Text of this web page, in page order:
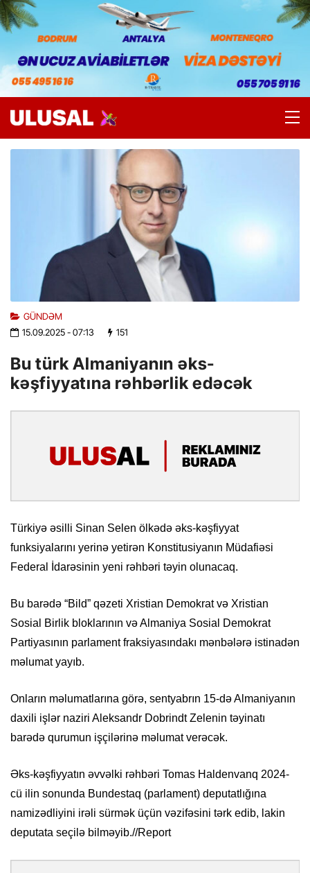
GÜNDƏM
15.09.2025- 07:13 151
Bu türk Almaniyanın əks-
kəşfiyyatına rəhbərlik edəcək
Türkiyə əsilli Sinan Selen ölkədə əks-kəşfiyyat
funksiyalarını yerinə yetirən Konstitusiyanın Müdafiəsi
Federal İdarəsinin yeni rəhbəri təyin olunacaq.
Bu barədə “Bild” qəzeti Xristian Demokrat və Xristian
Sosial Birlik bloklarının və Almaniya Sosial Demokrat
Partiyasının parlament fraksiyasındakı mənbələrə istinadən
məlumat yayıb.
Onların məlumatlarına görə, sentyabrın 15-də Almaniyanın
daxili işlər naziri Aleksandr Dobrindt Zelenin təyinatı
barədə qurumun işçilərinə məlumat verəcək.
Əks-kəşfiyyatın əvvəlki rəhbəri Tomas Haldenvanq 2024-
cü ilin sonunda Bundestaq (parlament) deputatlığına
namizədliyini irəli sürmək üçün vəzifəsini tərk edib, lakin
deputata seçilə bilməyib.//Report